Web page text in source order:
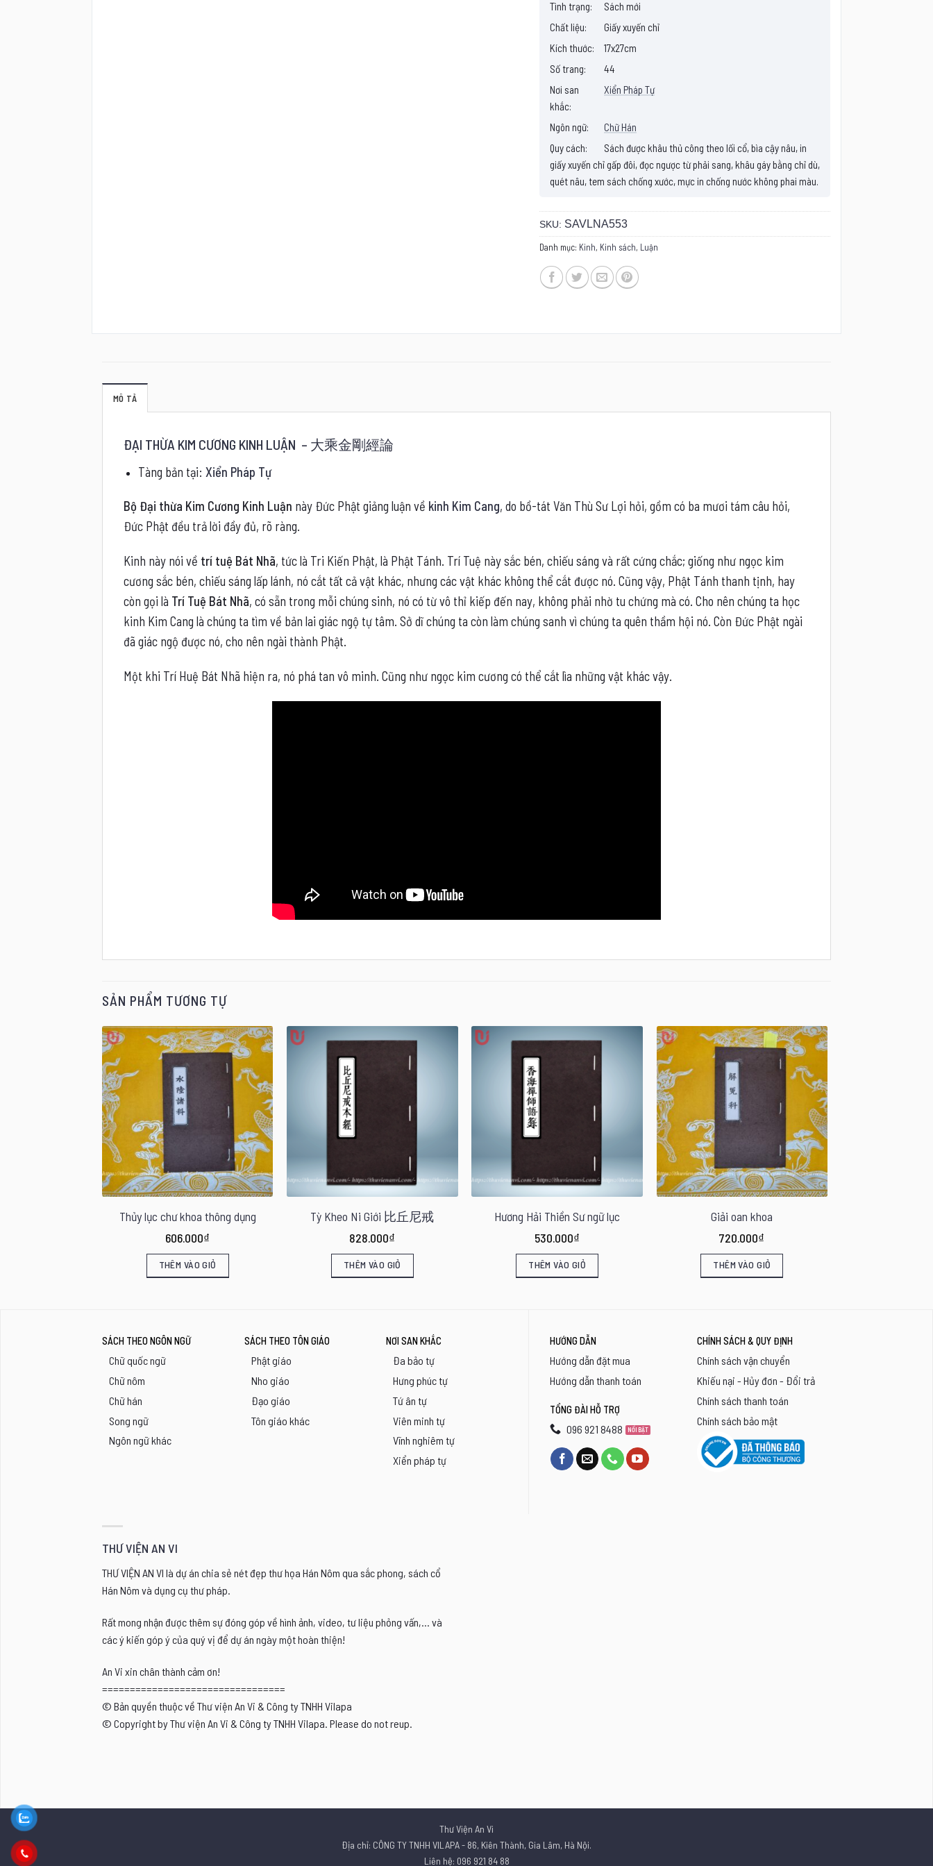
Tình trạng:
Sách mới
Chất liệu:
Giấy xuyến chỉ
Kích thước:
17x27cm
Số trang:
44
Nơi san
khắc:
Xiển Pháp Tự
Ngôn ngữ:
Chữ Hán
Quy cách:
Sách được khâu thủ công theo lối cổ, bìa cậy nâu, in
giấy xuyến chỉ gấp đôi, đọc ngược từ phải sang, khâu gáy bằng chỉ dù,
quét nâu, tem sách chống xước, mực in chống nước không phai màu.
SKU: SAVLNA553
Danh mục: Kinh, Kinh sách, Luận
MÔ TẢ
ĐẠI THỪA KIM CƯƠNG KINH LUẬN – 大乘金剛經論
Tàng bản tại: Xiển Pháp Tự
Bộ Đại thừa Kim Cương Kinh Luận này Đức Phật giảng luận về kinh Kim Cang, do bồ-tát Văn Thù Sư Lợi hỏi, gồm có ba mươi tám câu hỏi,
Đức Phật đều trả lời đầy đủ, rõ ràng.
Kinh này nói về trí tuệ Bát Nhã, tức là Tri Kiến Phật, là Phật Tánh. Trí Tuệ này sắc bén, chiếu sáng và rất cứng chắc; giống như ngọc kim
cương sắc bén, chiếu sáng lấp lánh, nó cắt tất cả vật khác, nhưng các vật khác không thể cắt được nó. Cũng vậy, Phật Tánh thanh tịnh, hay
còn gọi là Trí Tuệ Bát Nhã, có sẵn trong mỗi chúng sinh, nó có từ vô thỉ kiếp đến nay, không phải nhờ tu chứng mà có. Cho nên chúng ta học
kinh Kim Cang là chúng ta tìm về bản lai giác ngộ tự tâm. Sở dĩ chúng ta còn làm chúng sanh vì chúng ta quên thầm hội nó. Còn Đức Phật ngài
đã giác ngộ được nó, cho nên ngài thành Phật.
Một khi Trí Huệ Bát Nhã hiện ra, nó phá tan vô minh. Cũng như ngọc kim cương có thể cắt lìa những vật khác vậy.
SẢN PHẨM TƯƠNG TỰ
Thủy lục chư khoa thông dụng
606.000₫
THÊM VÀO GIỎ
Tỳ Kheo Ni Giới 比丘尼戒
828.000₫
THÊM VÀO GIỎ
Hương Hải Thiền Sư ngữ lục
530.000₫
THÊM VÀO GIỎ
Giải oan khoa
720.000₫
THÊM VÀO GIỎ
SÁCH THEO NGÔN NGỮ
Chữ quốc ngữ
Chữ nôm
Chữ hán
Song ngữ
Ngôn ngữ khác
SÁCH THEO TÔN GIÁO
Phật giáo
Nho giáo
Đạo giáo
Tôn giáo khác
NƠI SAN KHẮC
Đa bảo tự
Hưng phúc tự
Tứ ân tự
Viên minh tự
Vĩnh nghiêm tự
Xiển pháp tự
HƯỚNG DẪN
Hướng dẫn đặt mua
Hướng dẫn thanh toán
TỔNG ĐÀI HỖ TRỢ
096 921 8488
CHÍNH SÁCH & QUY ĐỊNH
Chính sách vận chuyển
Khiếu nại - Hủy đơn - Đổi trả
Chính sách thanh toán
Chính sách bảo mật
THƯ VIỆN AN VI
THƯ VIỆN AN VI là dự án chia sẻ nét đẹp thư họa Hán Nôm qua sắc phong, sách cổ
Hán Nôm và dụng cụ thư pháp.
Rất mong nhận được thêm sự đóng góp về hình ảnh, video, tư liệu phỏng vấn,... và
các ý kiến góp ý của quý vị để dự án ngày một hoàn thiện!
An Vi xin chân thành cảm ơn!
=================================
© Bản quyền thuộc về Thư viện An Vi & Công ty TNHH Vilapa
© Copyright by Thư viện An Vi & Công ty TNHH Vilapa. Please do not reup.
Thư Viện An Vi
Địa chỉ: CÔNG TY TNHH VILAPA - 86, Kiên Thành, Gia Lâm, Hà Nội.
Liên hệ: 096 921 84 88